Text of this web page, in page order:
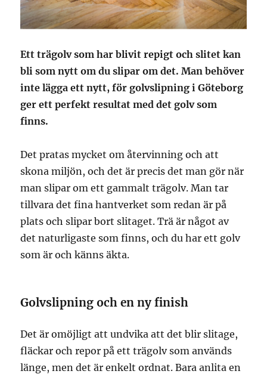
Ett trägolv som har blivit repigt och slitet kan
bli som nytt om du slipar om det. Man behöver
inte lägga ett nytt, för golvslipning i Göteborg
ger ett perfekt resultat med det golv som
finns.
Det pratas mycket om återvinning och att
skona miljön, och det är precis det man gör när
man slipar om ett gammalt trägolv. Man tar
tillvara det fina hantverket som redan är på
plats och slipar bort slitaget. Trä är något av
det naturligaste som finns, och du har ett golv
som är och känns äkta.
Golvslipning och en ny finish
Det är omöjligt att undvika att det blir slitage,
fläckar och repor på ett trägolv som används
länge, men det är enkelt ordnat. Bara anlita en